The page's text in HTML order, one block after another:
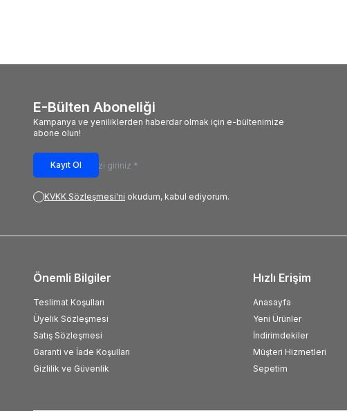
E-Bülten Aboneliği
Kampanya ve yeniliklerden haberdar olmak için e-bültenimize
abone olun!
Kayıt Ol
KVKK Sözleşmesi'ni okudum, kabul ediyorum.
Önemli Bilgiler
Teslimat Koşulları
Üyelik Sözleşmesi
Satış Sözleşmesi
Garanti ve İade Koşulları
Gizlilik ve Güvenlik
Hızlı Erişim
Anasayfa
Yeni Ürünler
İndirimdekiler
Müşteri Hizmetleri
Sepetim